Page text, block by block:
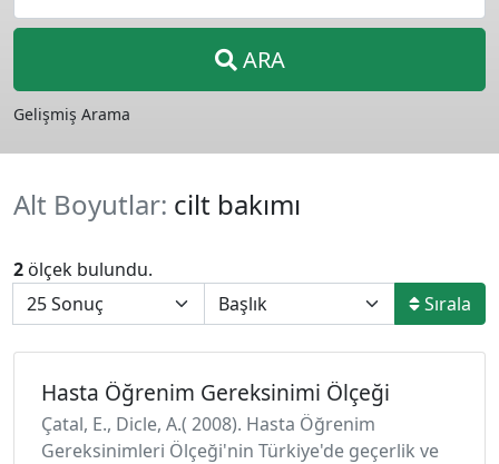
ARA
Gelişmiş Arama
Alt Boyutlar: cilt bakımı
2 ölçek bulundu.
Sırala
Hasta Öğrenim Gereksinimi Ölçeği
Çatal, E., Dicle, A.( 2008). Hasta Öğrenim
Gereksinimleri Ölçeği'nin Türkiye'de geçerlik ve